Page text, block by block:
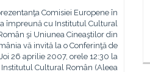
Comisiei Europene în
împreună cu Institutul Cultural
şi Uniunea Cineaştilor din
vă invită la o Conferinţă de
26 aprilie 2007, orele 12:30 la
Institutul Cultural Român (Aleea